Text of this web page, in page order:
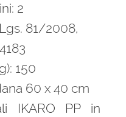
€.
2
81/2008,
150
60 x 40 cm
IKARO PP in